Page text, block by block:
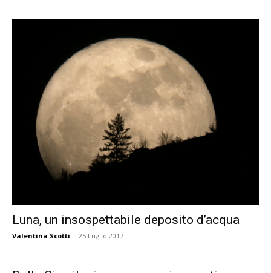
Luna, un insospettabile deposito d’acqua
Valentina Scotti - 25 Luglio 2017